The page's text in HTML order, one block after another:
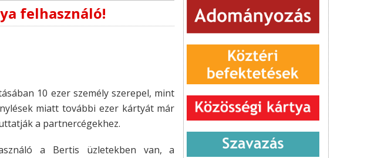
felhasználó!
10 ezer személy szerepel, mint
miatt további ezer kártyát már
a partnercégekhez.
a Bertis üzletekben van, a